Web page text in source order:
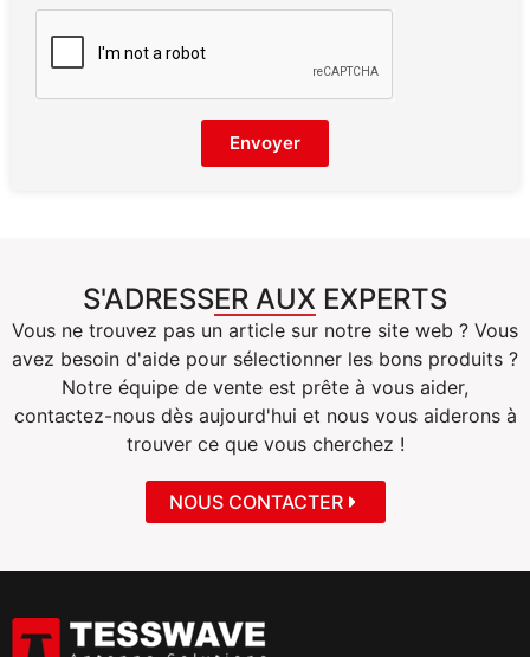
Envoyer
S'ADRESSER AUX EXPERTS
Vous ne trouvez pas un article sur notre site web ? Vous
avez besoin d'aide pour sélectionner les bons produits ?
Notre équipe de vente est prête à vous aider,
contactez-nous dès aujourd'hui et nous vous aiderons à
trouver ce que vous cherchez !
NOUS CONTACTER